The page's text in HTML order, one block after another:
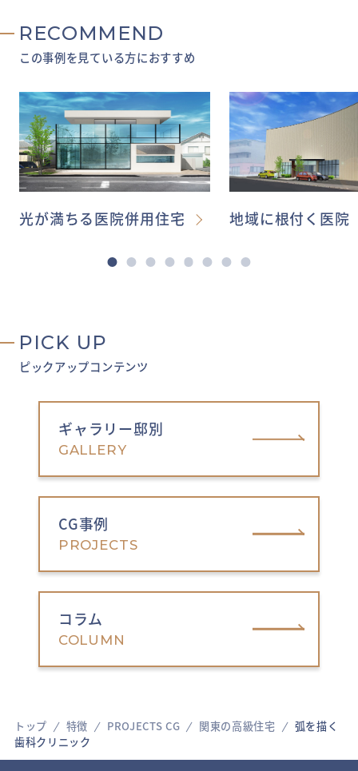
トップ 特徴 PROJECTS CG 関東の高級住宅
弧を描く
歯科クリニック
RECOMMEND
この事例を見ている方におすすめ
光が満ちる医院併用住宅 地域に根付く医院
PICK UP
ピックアップコンテンツ
ギャラリー邸別
GALLERY
CG事例
PROJECTS
コラム
COLUMN